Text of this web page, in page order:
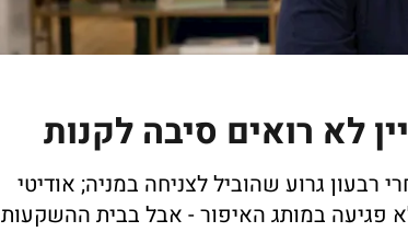
לא רואים סיבה לקנות
רבעון גרוע שהוביל לצניחה במניה; אודיטי
פגיעה במותג האיפור - אבל בבית ההשקעות